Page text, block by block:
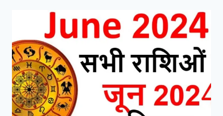
कैसा
रहने
आपका
आने
वाला
सप्ताह
16-